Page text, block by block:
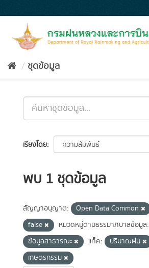
to
ชุดข้อมูล
เรียงโดย
พบ 1 ชุดข้อมูล
สัญญาอนุญาต: Open Data Common
false
หมวดหมู่ตามธรรมาภิบาลข้อมูล:
ข้อมูลสาธารณะ
แท็ค:
ปริมาณฝน
เกษตรกรรม